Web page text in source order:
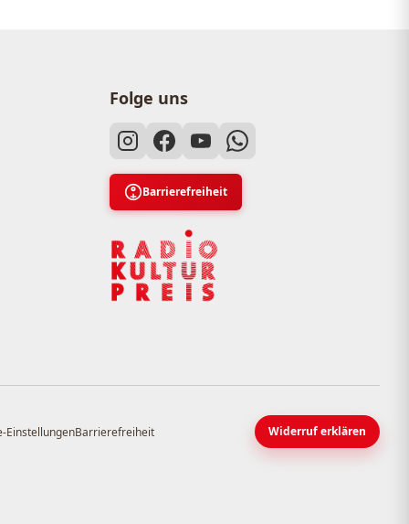
Folge uns
Barrierefreiheit
EinstellungenBarrierefreiheit Widerruf erklären